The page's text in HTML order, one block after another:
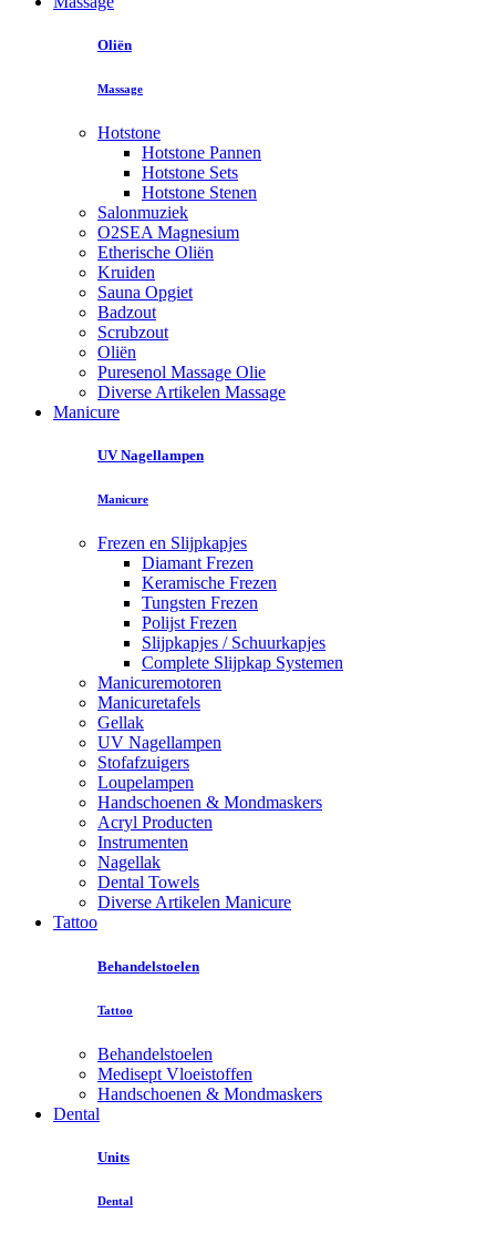
Oliën
Massage
Hotstone
Hotstone Pannen
Hotstone Sets
Hotstone Stenen
Salonmuziek
O2SEA Magnesium
Etherische Oliën
Kruiden
Sauna Opgiet
Badzout
Scrubzout
Oliën
Puresenol Massage Olie
Diverse Artikelen Massage
Manicure
UV Nagellampen
Manicure
Frezen en Slijpkapjes
Diamant Frezen
Keramische Frezen
Tungsten Frezen
Polijst Frezen
Slijpkapjes / Schuurkapjes
Complete Slijpkap Systemen
Manicuremotoren
Manicuretafels
Gellak
UV Nagellampen
Stofafzuigers
Loupelampen
Handschoenen & Mondmaskers
Acryl Producten
Instrumenten
Nagellak
Dental Towels
Diverse Artikelen Manicure
Tattoo
Behandelstoelen
Tattoo
Behandelstoelen
Medisept Vloeistoffen
Handschoenen & Mondmaskers
Dental
Units
Dental